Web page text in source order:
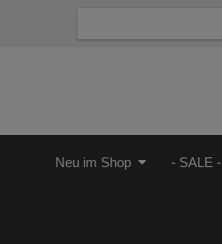
Neu im Shop - SALE -